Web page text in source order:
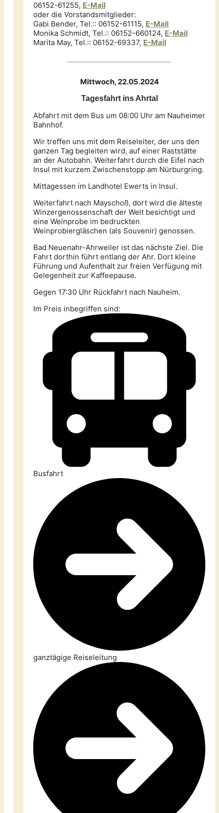
06152-61255, E-Mail
oder die Vorstandsmitglieder:
Gabi Bender, Tel.:: 06152-61115, E-Mail
Monika Schmidt, Tel.:: 06152-660124, E-Mail
Marita May, Tel.:: 06152-69337, E-Mail
Mittwoch, 22.05.2024
Tagesfahrt ins Ahrtal
Abfahrt mit dem Bus um 08:00 Uhr am Nauheimer
Bahnhof.
Wir treffen uns mit dem Reiseleiter, der uns den
ganzen Tag begleiten wird, auf einer Raststätte
an der Autobahn. Weiterfahrt durch die Eifel nach
Insul mit kurzem Zwischenstopp am Nürburgring.
Mittagessen im Landhotel Ewerts in Insul.
Weiterfahrt nach Mayschoß, dort wird die älteste
Winzergenossenschaft der Welt besichtigt und
eine Weinprobe im bedruckten
Weinprobiergläschen (als Souvenir) genossen.
Bad Neuenahr-Ahrweiler ist das nächste Ziel. Die
Fahrt dorthin führt entlang der Ahr. Dort kleine
Führung und Aufenthalt zur freien Verfügung mit
Gelegenheit zur Kaffeepause.
Gegen 17:30 Uhr Rückfahrt nach Nauheim.
Im Preis inbegriffen sind:
Busfahrt
ganztägige Reiseleitung